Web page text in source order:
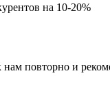
на 10-20%
повторно и